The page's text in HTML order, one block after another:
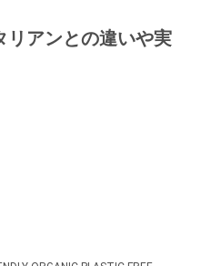
リアンとの違いや実